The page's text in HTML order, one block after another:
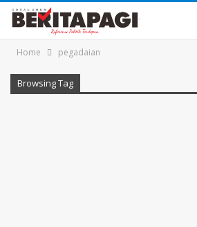
Home pegadaian
Browsing Tag